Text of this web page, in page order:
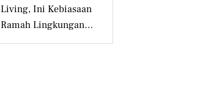
Living, Ini Kebiasaan
Ramah Lingkungan
yang Dilakukan